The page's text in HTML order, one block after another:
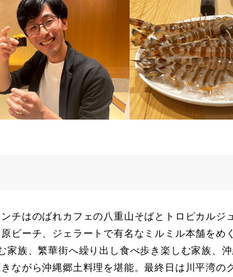
チはのばれカフェの八重山そばとトロピカルジ
ーチ、ジェラートで有名なミルミル本舗をめ
族、繁華街へ繰り出し食べ歩き楽しむ家族、
ながら沖縄郷土料理を堪能。最終日は川平湾の